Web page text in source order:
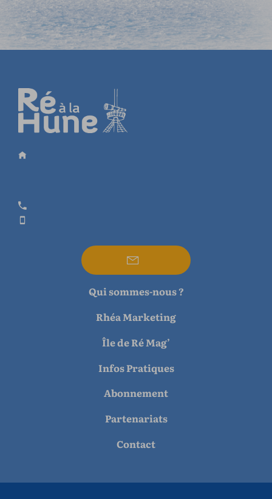
Qui sommes-nous ?
Rhéa Marketing
Île de Ré Mag’
Infos Pratiques
Abonnement
Partenariats
Contact